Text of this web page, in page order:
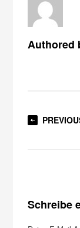
Authored
Schreibe